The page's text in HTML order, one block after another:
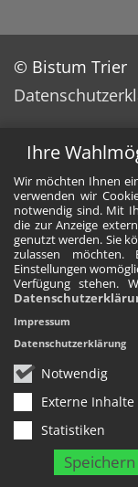
Ihre
Wir möchten Ihnen
verwenden wir
notwendig sind. Mit
die zur Anzeige
genutzt werden. Sie
zulassen
Einstellungen
Verfügung stehen.
Notwendig
Externe Inhalte
Statistiken
Speichern
Impressum
Datenschutzerklärung
© Bistum Trier